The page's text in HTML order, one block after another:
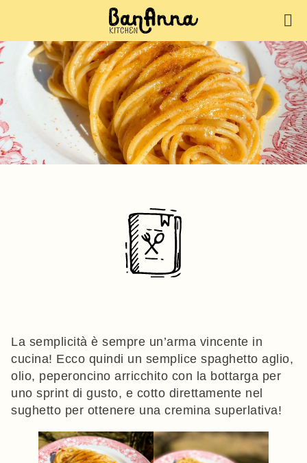
La semplicità è sempre un’arma vincente in
cucina! Ecco quindi un semplice spaghetto aglio,
olio, peperoncino arricchito con la bottarga per
uno sprint di gusto, e cotto direttamente nel
sughetto per ottenere una cremina superlativa!